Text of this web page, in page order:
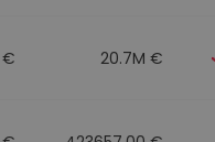
€ 20.7M €